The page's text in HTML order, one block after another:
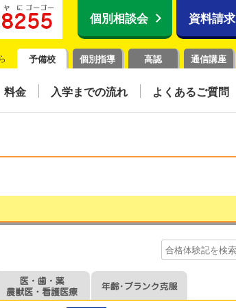
個別相談会 資料請求
予備校 個別指導 高認 通信講座
料金 入学までの流れ よくあるご質問